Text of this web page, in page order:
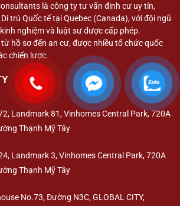
là công ty tư vấn định cư uy tín,
trú Quốc tế tại Quebec (Canada), với đội ngũ
nghiệm và luật sư được cấp phép.
từ hồ sơ đến an cư, được nhiều tổ chức quốc
chiến lược.
Landmark 81, Vinhomes Central Park, 720A
Thạnh Mỹ Tây
Landmark 3, Vinhomes Central Park, 720A
Thạnh Mỹ Tây
No.73, Đường N3C, GLOBAL CITY,